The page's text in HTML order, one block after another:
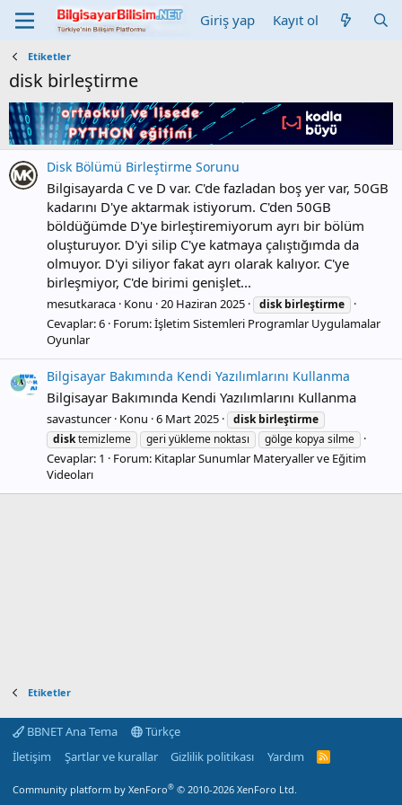
Giriş yap Kayıt ol
Etiketler
disk birleştirme
Disk Bölümü Birleştirme Sorunu
Bilgisayarda C ve D var. C'de fazladan boş yer var, 50GB
kadarını D'ye aktarmak istiyorum. C'den 50GB
böldüğümde D'ye birleştiremiyorum ayrı bir bölüm
oluşturuyor. D'yi silip C'ye katmaya çalıştığımda da
olmuyor. D'yi siliyor fakat ayrı olarak kalıyor. C'ye
birleşmiyor, C'de birimi genişlet...
mesutkaraca Konu 20 Haziran 2025 disk birleştirme
Cevaplar: 6 Forum:İşletim Sistemleri Programlar Uygulamalar
Oyunlar
Bilgisayar Bakımında Kendi Yazılımlarını Kullanma
Bilgisayar Bakımında Kendi Yazılımlarını Kullanma
savastuncer Konu 6 Mart 2025 disk birleştirme
disktemizleme geri yükleme noktası gölge kopya silme
Cevaplar: 1 Forum: Kitaplar Sunumlar Materyaller ve Eğitim
Videoları
Etiketler
BBNET Ana Tema
Türkçe
İletişim
Şartlar ve kurallar Gizlilik politikası Yardım
R
Community platform by XenForo® © 2010-2026 XenForo Ltd.